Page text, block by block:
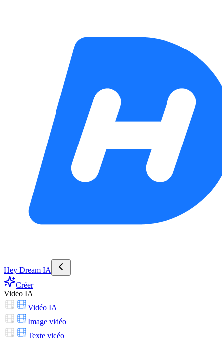
Hey Dream IA
Créer
Vidéo IA
Vidéo IA
Image vidéo
Texte vidéo